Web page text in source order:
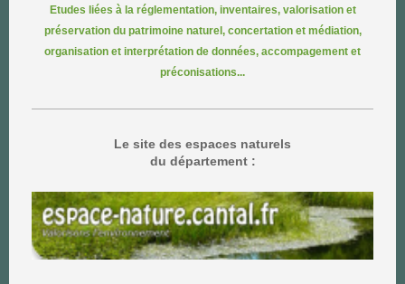
Etudes liées à la réglementation, inventaires, valorisation et
préservation du patrimoine naturel, concertation et médiation,
organisation et interprétation de données, accompagement et
préconisations...
Le site des espaces naturels
du département :